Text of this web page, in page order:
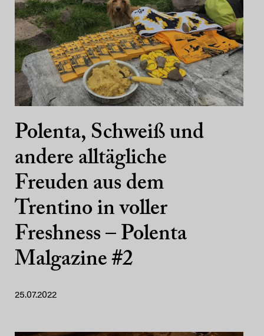
Polenta, Schweiß und
andere alltägliche
Freuden aus dem
Trentino in voller
Freshness – Polenta
Malgazine #2
25.07.2022